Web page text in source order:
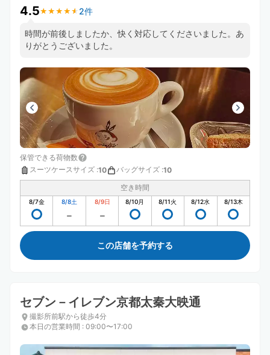
4.5★ ★ ★ ★ ★
★ ★ ★ ★ ★ 2件
時間が前後しましたか、快く対応してくださいました。あ
りがとうございました。
保管できる荷物数
スーツケースサイズ :10 バッグサイズ :10
空き時間
8/7金 8/8土 8/9日 8/10月 8/11火 8/12水 8/13木
この店舗を予約する
セブン－イレブン京都太秦大映通
撮影所前駅から徒歩4分
本日の営業時間 : 09:00〜17:00